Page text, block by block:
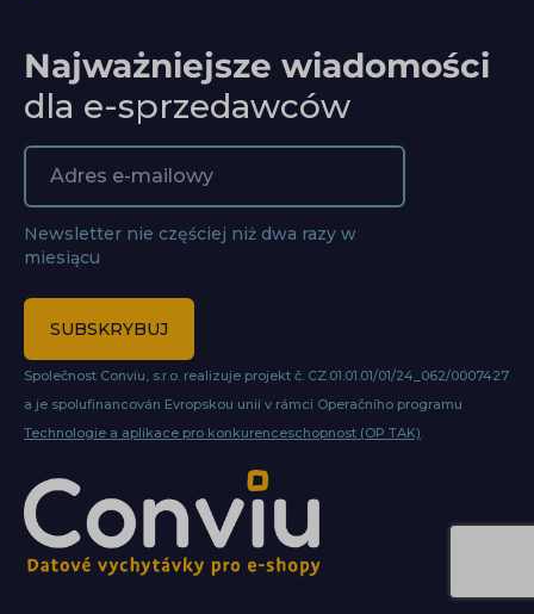
Najważniejsze wiadomości
dla e-sprzedawców
Newsletter nie częściej niż dwa razy w
miesiącu
SUBSKRYBUJ
Společnost Conviu, s.r.o. realizuje projekt č. CZ.01.01.01/01/24_062/0007427
a je spolufinancován Evropskou unií v rámci Operačního programu
Technologie a aplikace pro konkurenceschopnost (OP TAK).